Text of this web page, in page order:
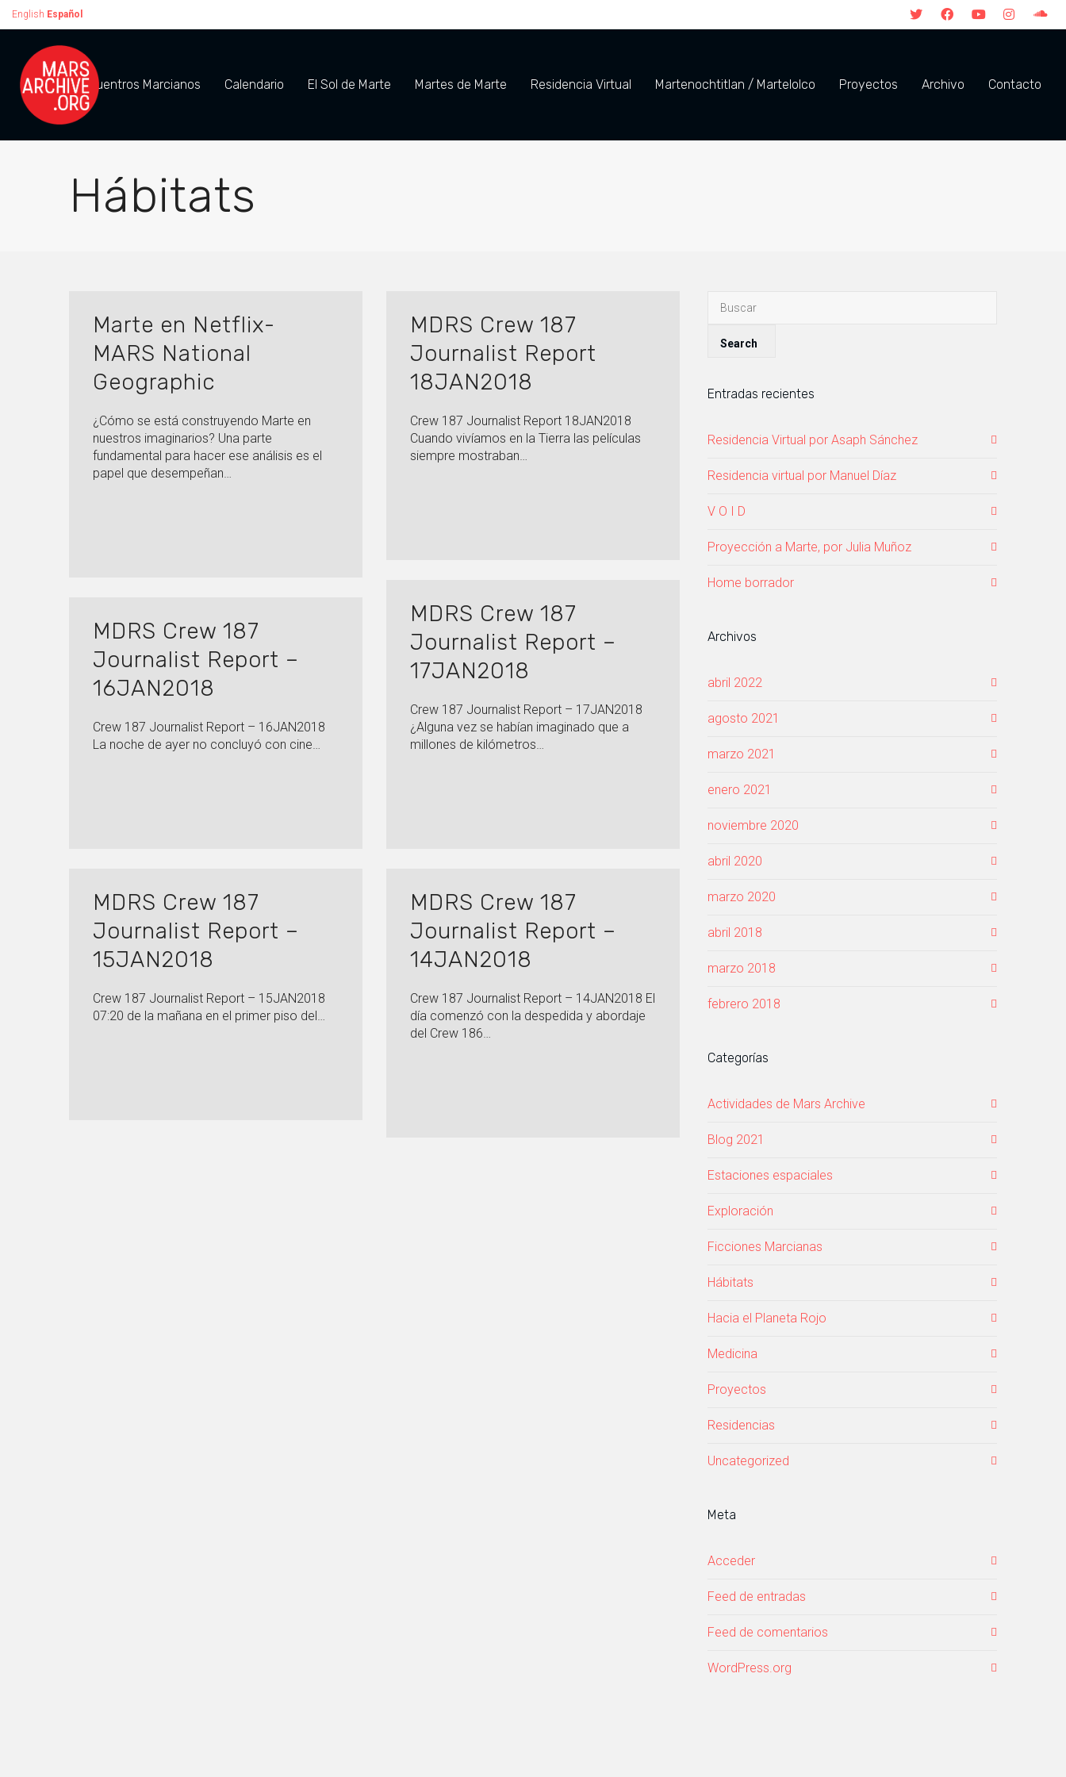
English Español
Encuentros Marcianos Calendario El Sol de Marte Martes de Marte Residencia Virtual Martenochtitlan / Martelolco Proyectos Archivo Contacto
Hábitats
Marte en Netflix-
MARS National
Geographic
¿Cómo se está construyendo Marte en
nuestros imaginarios? Una parte
fundamental para hacer ese análisis es el
papel que desempeñan…
MDRS Crew 187
Journalist Report
18JAN2018
Crew 187 Journalist Report 18JAN2018
Cuando vivíamos en la Tierra las películas
siempre mostraban…
MDRS Crew 187
Journalist Report –
17JAN2018
Crew 187 Journalist Report – 17JAN2018
¿Alguna vez se habían imaginado que a
millones de kilómetros…
MDRS Crew 187
Journalist Report –
16JAN2018
Crew 187 Journalist Report – 16JAN2018
La noche de ayer no concluyó con cine…
MDRS Crew 187
Journalist Report –
15JAN2018
Crew 187 Journalist Report – 15JAN2018
07:20 de la mañana en el primer piso del…
MDRS Crew 187
Journalist Report –
14JAN2018
Crew 187 Journalist Report – 14JAN2018 El
día comenzó con la despedida y abordaje
del Crew 186…
Entradas recientes
Residencia Virtual por Asaph Sánchez
Residencia virtual por Manuel Díaz
V O I D
Proyección a Marte, por Julia Muñoz
Home borrador
Archivos
abril 2022
agosto 2021
marzo 2021
enero 2021
noviembre 2020
abril 2020
marzo 2020
abril 2018
marzo 2018
febrero 2018
Categorías
Actividades de Mars Archive
Blog 2021
Estaciones espaciales
Exploración
Ficciones Marcianas
Hábitats
Hacia el Planeta Rojo
Medicina
Proyectos
Residencias
Uncategorized
Meta
Acceder
Feed de entradas
Feed de comentarios
WordPress.org